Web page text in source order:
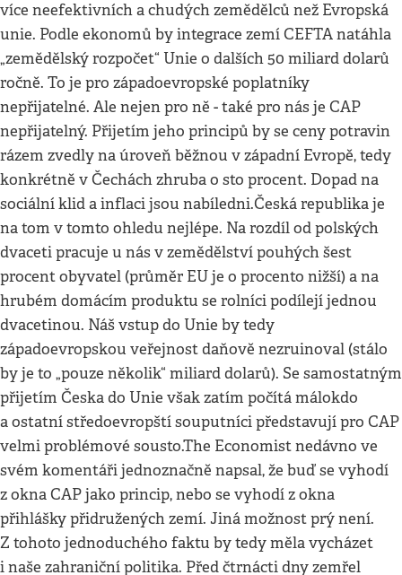
více neefektivních a chudých zemědělců než Evropská
unie. Podle ekonomů by integrace zemí CEFTA natáhla
„zemědělský rozpočet“ Unie o dalších 50 miliard dolarů
ročně. To je pro západoevropské poplatníky
nepřijatelné. Ale nejen pro ně - také pro nás je CAP
nepřijatelný. Přijetím jeho principů by se ceny potravin
rázem zvedly na úroveň běžnou v západní Evropě, tedy
konkrétně v Čechách zhruba o sto procent. Dopad na
sociální klid a inflaci jsou nabíledni.Česká republika je
na tom v tomto ohledu nejlépe. Na rozdíl od polských
dvaceti pracuje u nás v zemědělství pouhých šest
procent obyvatel (průměr EU je o procento nižší) a na
hrubém domácím produktu se rolníci podílejí jednou
dvacetinou. Náš vstup do Unie by tedy
západoevropskou veřejnost daňově nezruinoval (stálo
by je to „pouze několik“ miliard dolarů). Se samostatným
přijetím Česka do Unie však zatím počítá málokdo
a ostatní středoevropští souputníci představují pro CAP
velmi problémové sousto.The Economist nedávno ve
svém komentáři jednoznačně napsal, že buď se vyhodí
z okna CAP jako princip, nebo se vyhodí z okna
přihlášky přidružených zemí. Jiná možnost prý není.
Z tohoto jednoduchého faktu by tedy měla vycházet
i naše zahraniční politika. Před čtrnácti dny zemřel